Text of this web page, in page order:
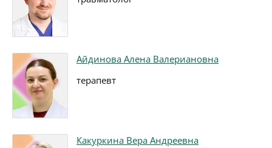
Айдинова Алена Валериановна
терапевт
Какуркина Вера Андреевна